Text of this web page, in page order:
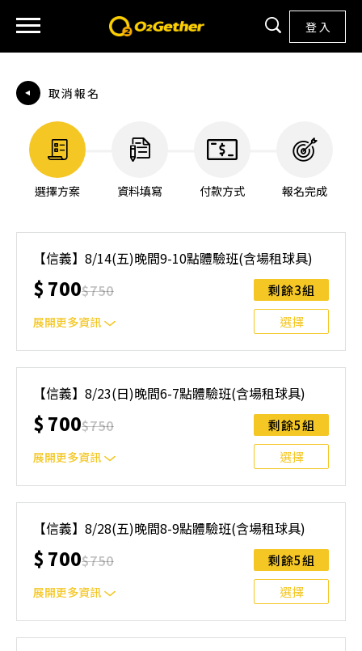
登 入
取消報名
選擇方案 資料填寫 付款方式 報名完成
【信義】8/14(五)晚間9-10點體驗班(含場租球具)
$ 700$750
展開更多資訊
剩餘3組
選擇
制。歡迎邀請親友一同報名參加，享受團體運動樂趣！ 如
人數未達開班門檻，或因天候不佳無法如期舉行，POA將視
情況安排延期或併班處理。 ⚠️ 報名完成後，如因天候因素
無法上課，僅提供課程延期選項，恕不退費，請參閱【報名
與課程異動規則】。報名後視為您已同意上述規則。
【信義】8/23(日)晚間6-7點體驗班(含場租球具)
$ 700$750
展開更多資訊
剩餘5組
選擇
制。歡迎邀請親友一同報名參加，享受團體運動樂趣！ 如
人數未達開班門檻，或因天候不佳無法如期舉行，POA將視
情況安排延期或併班處理。 ⚠️ 報名完成後，如因天候因素
無法上課，僅提供課程延期選項，恕不退費，請參閱【報名
與課程異動規則】。報名後視為您已同意上述規則。
【信義】8/28(五)晚間8-9點體驗班(含場租球具)
$ 700$750
展開更多資訊
剩餘5組
選擇